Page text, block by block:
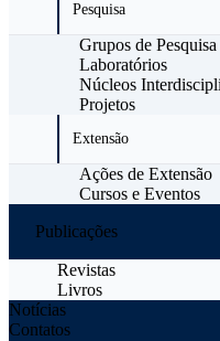
Pesquisa
Grupos de Pesquisa
Laboratórios
Núcleos
Projetos
Extensão
Ações de Extensão
Cursos e Eventos
Publicações
Revistas
Livros
Notícias
Contatos